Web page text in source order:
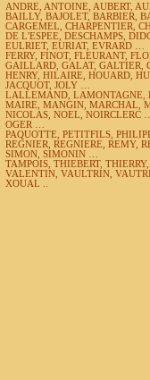
ANDRE, ANTOINE, AUBERT,
BAILLY, BAJOLET, BARBIER,
CARGEMEL, CHARPENTIER,
DE L'ESPEE, DESCHAMPS,
EULRIET, EURIAT, EVRARD …
FERRY, FINOT, FLEURANT,
GAILLARD, GALAT, GALTIER,
HENRY, HILAIRE, HOUARD,
JACQUOT, JOLY …
LALLEMAND, LAMONTAGNE,
MAIRE, MANGIN, MARCHAL,
NICOLAS, NOEL, NOIRCLERC
OGER …
PAQUOTTE, PETITFILS,
REGNIER, REGNIERE, REMY,
SIMON, SIMONIN …
TAMPOIS, THIEBERT,
VALENTIN, VAULTRIN,
XOUAL ..